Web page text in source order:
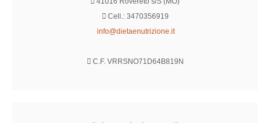
Cell.: 3470356919
info@dietaenutrizione.it
C.F. VRRSNO71D64B819N